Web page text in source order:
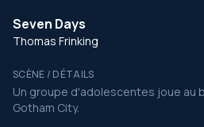
Seven Days
Thomas Frinking
SCÈNE / DÉTAILS
Un groupe d'adolescentes joue au
Gotham City.